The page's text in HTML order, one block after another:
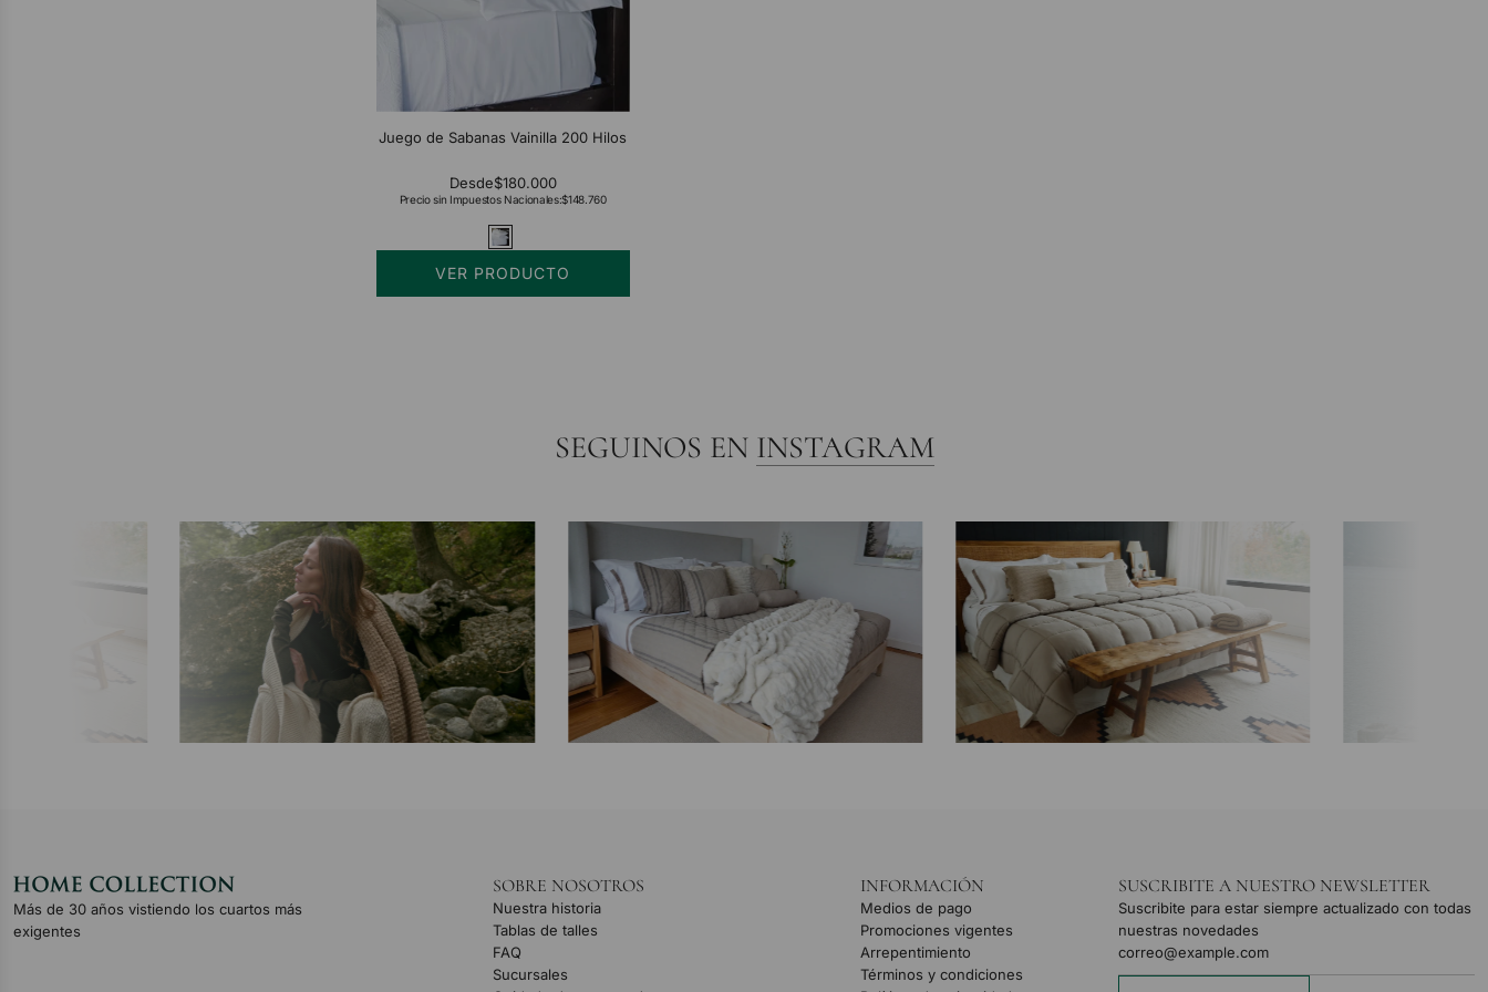
Juego de Sabanas Vainilla 200 Hilos
Desde$180.000
Precio sin Impuestos Nacionales:$148.760
VER PRODUCTO
SEGUINOS EN INSTAGRAM
Más de 30 años vistiendo los cuartos más
exigentes
SOBRE NOSOTROS
Nuestra historia
Tablas de talles
FAQ
Sucursales
INFORMACIÓN
Medios de pago
Promociones vigentes
Arrepentimiento
Términos y condiciones
SUSCRIBITE A NUESTRO NEWSLETTER
Suscribite para estar siempre actualizado con todas
nuestras novedades